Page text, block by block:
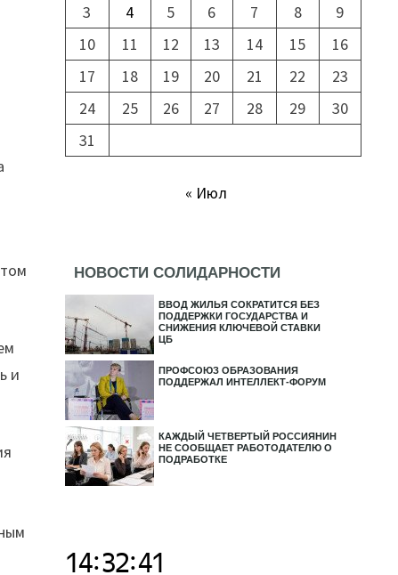
и
3
4 5 6 7 8
9
10
11 12 13 14 15
16
17
18 19 20 21 22
23
24
25 26 27 28 29
30
31
« Июл
НОВОСТИ СОЛИДАРНОСТИ
ВВОД ЖИЛЬЯ СОКРАТИТСЯ БЕЗ
ПОДДЕРЖКИ ГОСУДАРСТВА И
СНИЖЕНИЯ КЛЮЧЕВОЙ СТАВКИ
ЦБ
ПРОФСОЮЗ ОБРАЗОВАНИЯ
ПОДДЕРЖАЛ ИНТЕЛЛЕКТ-ФОРУМ
КАЖДЫЙ ЧЕТВЕРТЫЙ РОССИЯНИН
НЕ СООБЩАЕТ РАБОТОДАТЕЛЮ О
ПОДРАБОТКЕ